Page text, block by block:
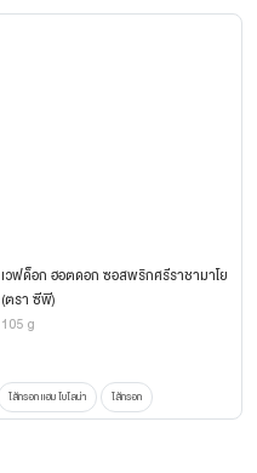
เวฟด็อก ฮอตดอก ซอสพริกศรีราชามาโย
(ตรา ซีพี)
105 g
ไส้กรอก แฮม โบโลน่า ไส้กรอก